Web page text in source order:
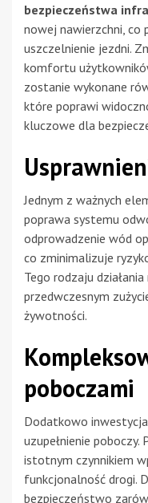
bezpieczeństwa
nowej nawierzchni, co
uszczelnienie jezdni.
komfortu
zostanie wykonane
które poprawi
kluczowe dla
Jednym z ważnych
poprawa systemu
odprowadzenie wód
co zminimalizuje
Tego rodzaju
przedwczesnym
żywotności.
poboczami
Dodatkowo
uzupełnienie
istotnym czynnikiem
funkcjonalność drogi.
bezpieczeństwo